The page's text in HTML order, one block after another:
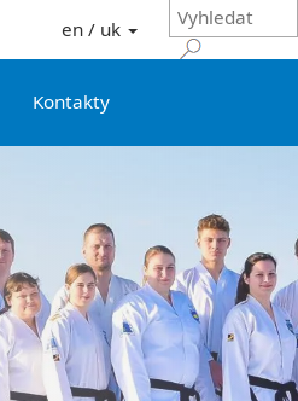
en / uk
Kontakty